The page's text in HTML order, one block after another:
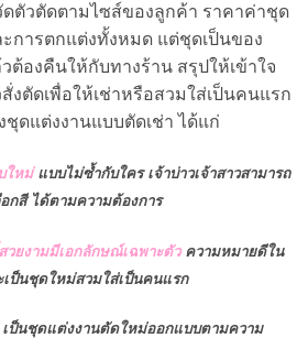
ดตัวตัดตามไซส์ของลูกค้า ราคาค่าชุด
การตกแต่งทั้งหมด แต่ชุดเป็นของ
ต้องคืนให้กับทางร้าน สรุปให้เข้าใจ
งตัดเพื่อให้เช่าหรือสวมใส่เป็นคนแรก
ดแต่งงานแบบตัดเช่า ได้แก่
ใหม่แบบไม่ซ้ำกับใคร เจ้าบ่าวเจ้าสาวสามารถ
กสี ได้ตามความต้องการ
ยงามมีเอกลักษณ์เฉพาะตัวความหมายดีใน
ป็นชุดใหม่สวมใส่เป็นคนแรก
ป็นชุดแต่งงานตัดใหม่ออกแบบตามความ